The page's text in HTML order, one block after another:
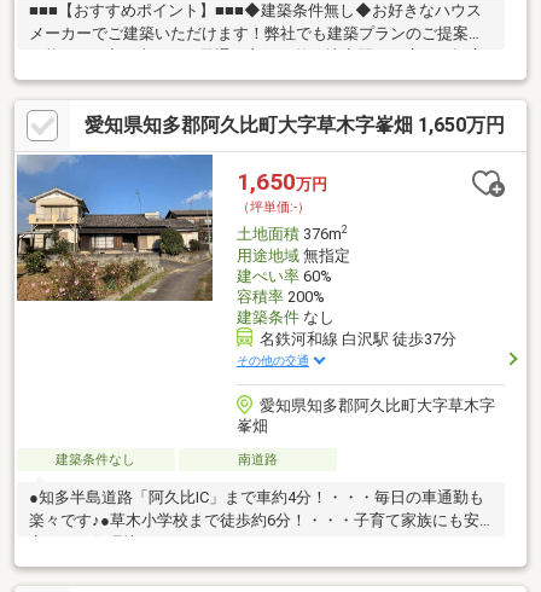
■■■【おすすめポイント】■■■◆建築条件無し◆お好きなハウス
メーカーでご建築いただけます！弊社でも建築プランのご提案が
い建築プランのご提案が可能です！◆開放感を感じられる角地◆
二方向に接するため圧迫感が少なく開放的です！◆周辺環境充実
◆小学校・公園が徒歩5分以内、保育園も徒歩圏内で、子育て世
帯にもおすすめの立地です！阿久比インターも近く、名古屋方面
へのアクセスも良好です♪■■■【ご内覧・ご来店 ご希望のお客様
へ】■■■◎ご来店・ご案内可能です！◎ご希望のお日にちをお気
軽にご連絡ください♪
愛知県知多郡阿久比町大字草木字峯畑 1,650万円
1,650万円
（坪単価:-）
土地面積376m2
用途地域無指定
建ぺい率60%
容積率200%
建築条件なし
名鉄河和線 白沢駅 徒歩37分
その他の交通
愛知県知多郡阿久比町大字草木字
峯畑
建築条件なし 南道路
●知多半島道路「阿久比IC」まで車約4分！・・・毎日の車通勤も
楽々です♪●草木小学校まで徒歩約6分！・・・子育て家族にも安
心できる住環境ですね！＝＝＝＝＝＝＝＝＝＝＝＝＝＝＝＝＝＝
＝＝＝＝＝＝＝不動産SHOPナカジツとうかい・知多店の店内